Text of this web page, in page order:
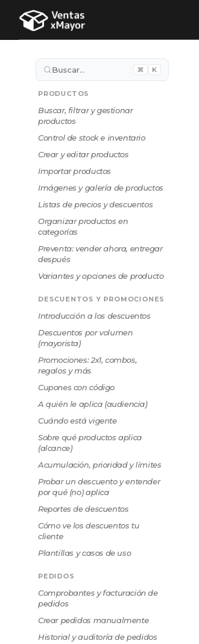
Buscar… ⌘ K
PRODUCTOS
Buscar, filtrar y gestionar
productos
Control de stock e inventario
Crear y editar productos
Importar productos
Imágenes y galería de productos
Listas de precios y descuentos
Organizar productos en
categorías
Preventa: vender ahora, entregar
después
Variantes y opciones de producto
DESCUENTOS Y PROMOCIONES
Introducción a los descuentos
Descuentos por volumen
(mayorista)
Promociones: 2x1, combos,
regalos y más
Cupones con código
A quién le aplica (audiencia)
Cuándo está vigente
Sobre qué productos aplica
(alcance)
Acumulación, prioridad y límites
Probar un descuento y entender
por qué (no) aplica
Reportes de descuentos
Cómo ve los descuentos tu
cliente
Plantillas y casos de uso
PEDIDOS
Comprobantes y facturación de
pedidos
Crear pedidos manualmente
Historial y auditoría de pedidos